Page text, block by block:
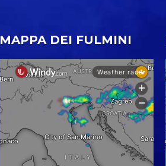
MAPPA DEI FULMINI